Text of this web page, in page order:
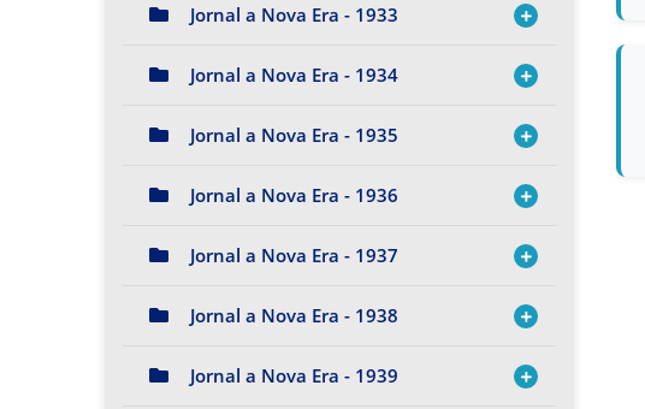
Jornal a Nova Era - 1933
Jornal a Nova Era - 1934
Jornal a Nova Era - 1935
Jornal a Nova Era - 1936
Jornal a Nova Era - 1937
Jornal a Nova Era - 1938
Jornal a Nova Era - 1939